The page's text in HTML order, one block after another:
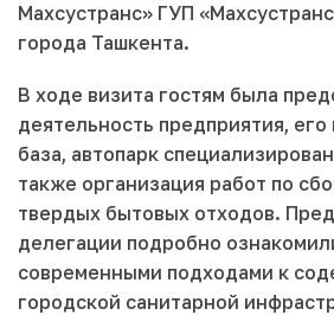
Махсустранс» ГУП
города Ташкента.
В ходе визита гостям была
деятельность предприятия,
база, автопарк
также организация работ по
твердых бытовых отходов.
делегации подробно
современными подходами к
городской санитарной